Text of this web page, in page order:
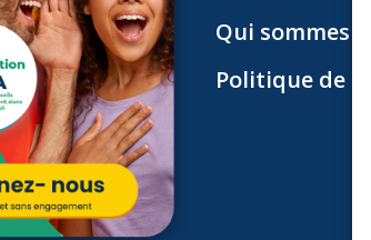
Qui sommes
Politique de